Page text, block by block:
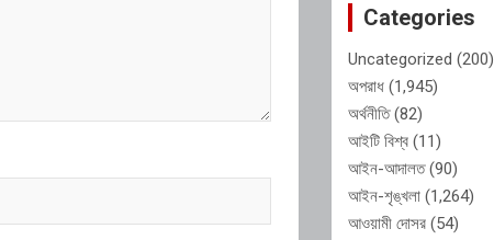
Categories
Uncategorized (200)
অপরাধ (1,945)
অর্থনীতি(82)
আইটি বিশ্ব (11)
আইন-আদালত(90)
আইন-শৃঙ্খলা (1,264)
আওয়ামী দোসর (54)